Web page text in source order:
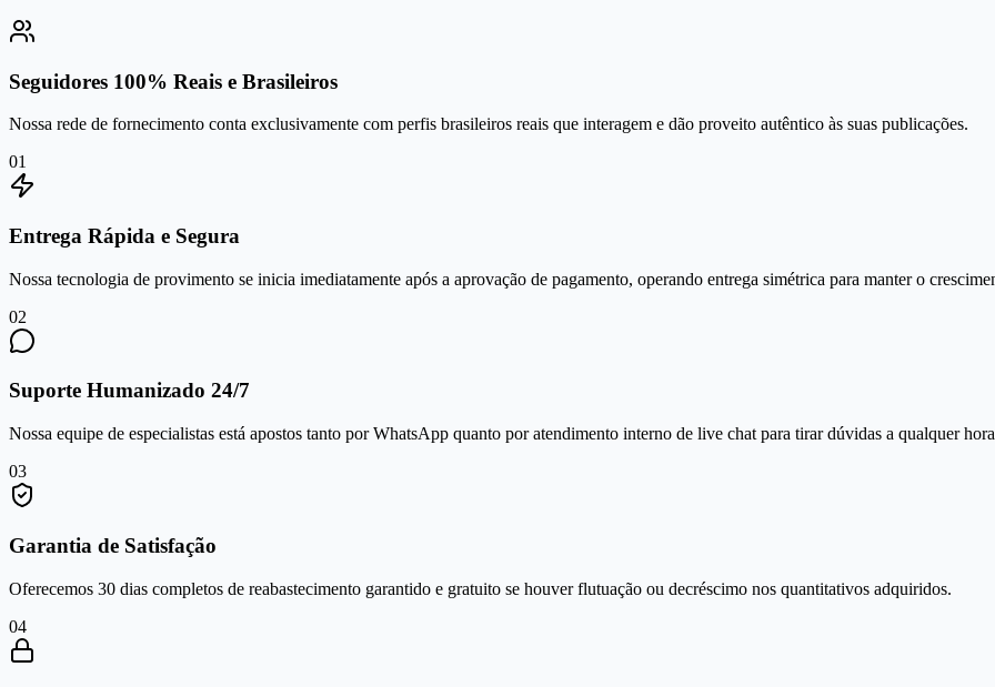
Seguidores 100% Reais e Brasileiros
Nossa rede de fornecimento conta exclusivamente com perfis brasileiros reais que interagem e dão proveito autêntico às suas publicações.
01
Entrega Rápida e Segura
Nossa tecnologia de provimento se inicia imediatamente após a aprovação de pagamento, operando entrega simétrica para manter o
02
Suporte Humanizado 24/7
Nossa equipe de especialistas está apostos tanto por WhatsApp quanto por atendimento interno de live chat para tirar dúvidas a qualquer
03
Garantia de Satisfação
Oferecemos 30 dias completos de reabastecimento garantido e gratuito se houver flutuação ou decréscimo nos quantitativos adquiridos.
04